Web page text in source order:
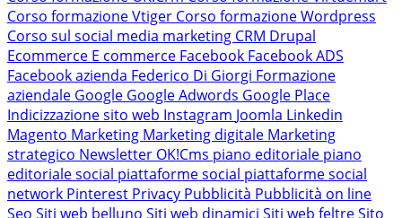
Corso formazione Vtiger Corso formazione Wordpress
Corso sul social media marketing CRM Drupal
Ecommerce E commerce Facebook Facebook ADS
Facebook azienda Federico Di Giorgi Formazione
aziendale Google Google Adwords Google Place
Indicizzazione sito web Instagram Joomla Linkedin
Magento Marketing Marketing digitale Marketing
strategico Newsletter OK!Cms piano editoriale piano
editoriale social piattaforme social piattaforme social
network Pinterest Privacy Pubblicità Pubblicità on line
Seo Siti web belluno Siti web dinamici Siti web feltreSito